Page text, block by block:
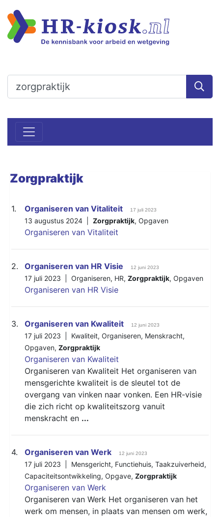
Zorgpraktijk
1. Organiseren van Vitaliteit 17 juli 2023
13 augustus 2024 | Zorgpraktijk, Opgaven
Organiseren van Vitaliteit
2. Organiseren van HR Visie 12 juni 2023
17 juli 2023 | Organiseren, HR, Zorgpraktijk, Opgaven
Organiseren van HR Visie
3. Organiseren van Kwaliteit 12 juni 2023
17 juli 2023 | Kwaliteit, Organiseren, Menskracht,
Opgaven, Zorgpraktijk
Organiseren van Kwaliteit
Organiseren van Kwaliteit Het organiseren van
mensgerichte kwaliteit is de sleutel tot de
overgang van vinken naar vonken. Een HR-visie
die zich richt op kwaliteitszorg vanuit
menskracht en ...
4. Organiseren van Werk 12 juni 2023
17 juli 2023 | Mensgericht, Functiehuis, Taakzuiverheid,
Capaciteitsontwikkeling, Opgave, Zorgpraktijk
Organiseren van Werk
Organiseren van Werk Het organiseren van het
werk om mensen, in plaats van mensen om werk,